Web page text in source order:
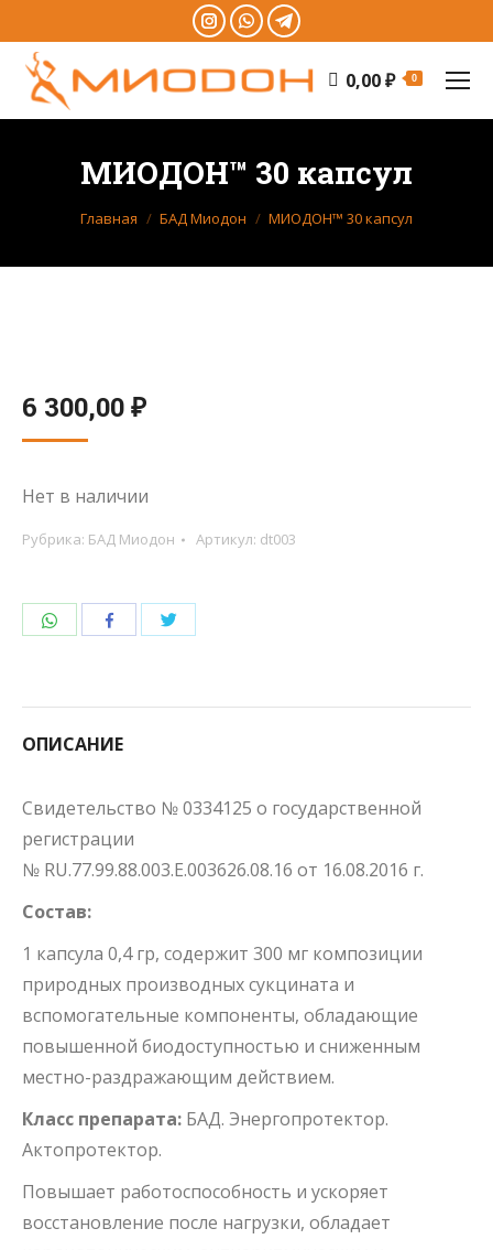
Instagram
WhatsappTelegram
0,00₽ 0
МИОДОН™ 30 капсул
Главная БАД Миодон МИОДОН™ 30 капсул
6 300,00₽
Нет в наличии
Рубрика: БАД Миодон Артикул: dt003
ПоделитьсяПоделитьсяПоделиться
ОПИСАНИЕ
Свидетельство № 0334125 о государственной
регистрации
№ RU.77.99.88.003.E.003626.08.16 от 16.08.2016 г.
Состав:
1 капсула 0,4 гр, содержит 300 мг композиции
природных производных сукцината и
вспомогательные компоненты, обладающие
повышенной биодоступностью и сниженным
местно-раздражающим действием.
Класс препарата: БАД. Энергопротектор.
Актопротектор.
Повышает работоспособность и ускоряет
восстановление после нагрузки, обладает